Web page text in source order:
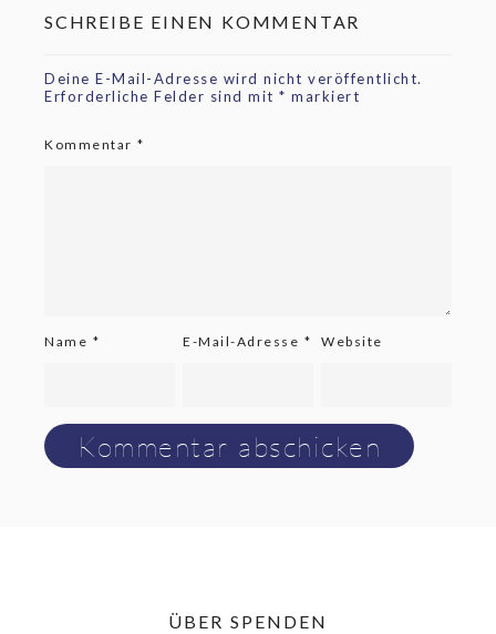
SCHREIBE EINEN KOMMENTAR
Deine E-Mail-Adresse wird nicht veröffentlicht.
Erforderliche Felder sind mit * markiert
Kommentar *
Name * E-Mail-Adresse * Website
ÜBER SPENDEN